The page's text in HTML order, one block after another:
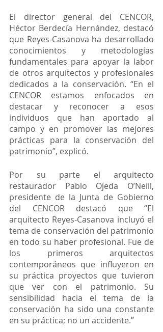
El director general del CENCOR,
Héctor Berdecía Hernández, destacó
que Reyes-Casanova ha desarrollado
conocimientos y metodologías
fundamentales para apoyar la labor
de otros arquitectos y profesionales
dedicados a la conservación. “En el
CENCOR estamos enfocados en
destacar y reconocer a esos
individuos que han aportado al
campo y en promover las mejores
prácticas para la conservación del
patrimonio”, explicó.
Por su parte el arquitecto
restaurador Pablo Ojeda O’Neill,
presidente de la Junta de Gobierno
del CENCOR destacó que “El
arquitecto Reyes-Casanova incluyó el
tema de conservación del patrimonio
en todo su haber profesional. Fue de
los primeros arquitectos
contemporáneos que influyeron en
su práctica proyectos que tuvieron
que ver con el patrimonio. Su
sensibilidad hacia el tema de la
conservación ha sido una constante
en su práctica; no un accidente.”